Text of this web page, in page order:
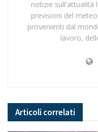
notizie sull'attualità
previsioni del
provenienti dal
lavoro,
Articoli correlati